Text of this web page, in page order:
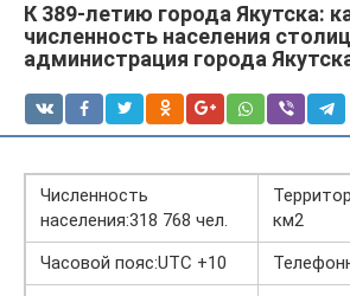
К 389-летию города Якутска:
численность населения
администрация города
Численность
населения:318 768 чел.
км2
Часовой пояс:UTC +10